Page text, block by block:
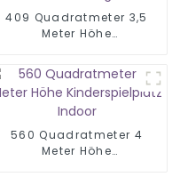
409 Quadratmeter 3,5
Meter Höhe
Ausrüstung
560 Quadratmeter 4
Meter Höhe